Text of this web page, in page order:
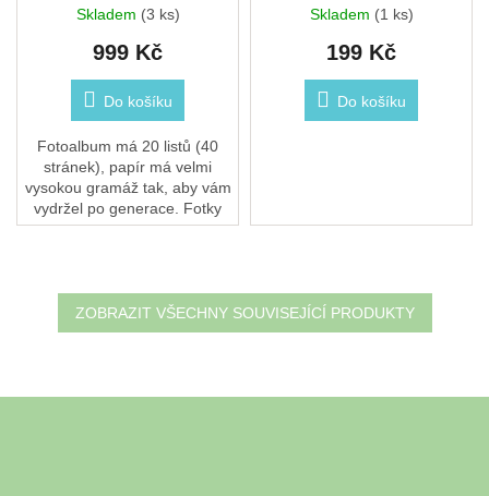
Skladem (3 ks)
999 Kč
Do košíku
Fotoalbum má 20 listů (40
stránek), papír má velmi
vysokou gramáž tak, aby vám
vydržel po generace. Fotky
můžete na pevný papír
Skladem (1 ks)
199 Kč
Do košíku
ZOBRAZIT VŠECHNY SOUVISEJÍCÍ PRODUKTY